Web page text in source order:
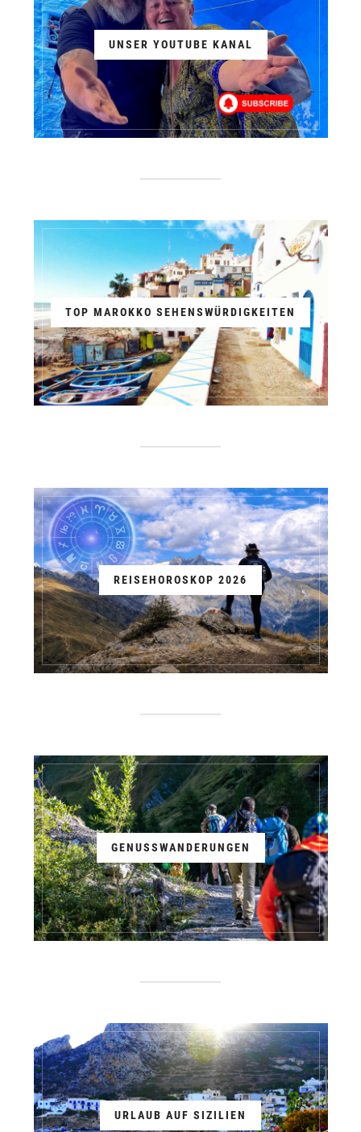
UNSER YOUTUBE KANAL
TOP MAROKKO SEHENSWÜRDIGKEITEN
REISEHOROSKOP 2026
GENUSSWANDERUNGEN
URLAUB AUF SIZILIEN